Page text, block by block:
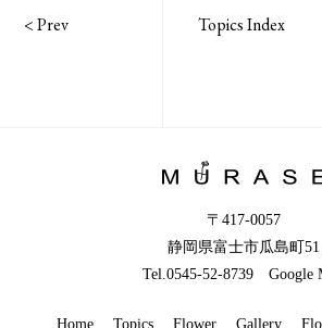
<Prev Topics Index
〒417-0057
静岡県富士市瓜島町51
Tel.0545-52-8739 Google
Home Topics Flower Gallery